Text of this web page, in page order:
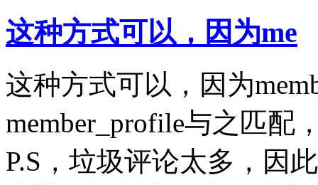
这种方式可以，因为me
这种方式可以，因为
member_profile与之匹配
P.S，垃圾评论太多，因